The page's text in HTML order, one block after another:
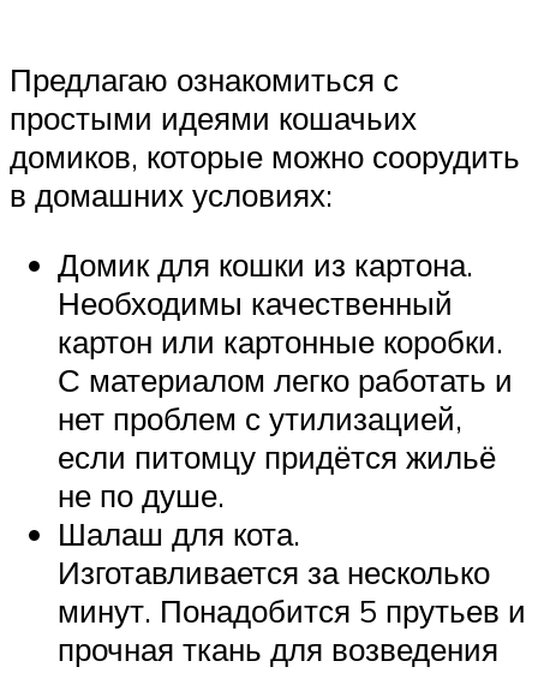
Предлагаю ознакомиться с
простыми идеями кошачьих
домиков, которые можно соорудить
в домашних условиях:
Домик для кошки из картона.
Необходимы качественный
картон или картонные коробки.
С материалом легко работать и
нет проблем с утилизацией,
если питомцу придётся жильё
не по душе.
Шалаш для кота.
Изготавливается за несколько
минут. Понадобится 5 прутьев и
прочная ткань для возведения